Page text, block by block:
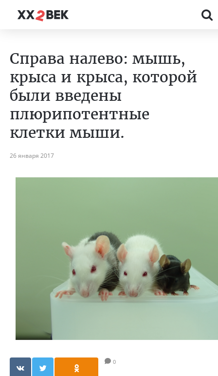
Справа налево: мышь,
крыса и крыса, которой
были введены
плюрипотентные
клетки мыши.
26 января 2017
0